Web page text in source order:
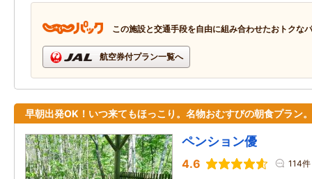
この施設と交通手段を自由に組み合わせたおトクな
航空券付プラン一覧へ
早朝出発OK！いつ来てもほっこり。名物おむすびの朝食プラン。
ペンション優
4.6 114件